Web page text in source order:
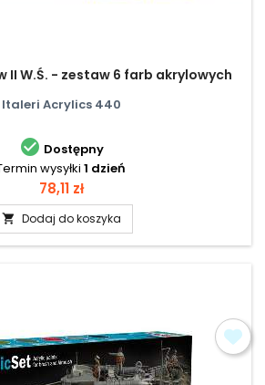
II W.Ś. - zestaw 6 farb akrylowych
Italeri Acrylics 440
 Dostępny
wysyłki 1 dzień
Cena
78,11 zł
 Dodaj do koszyka